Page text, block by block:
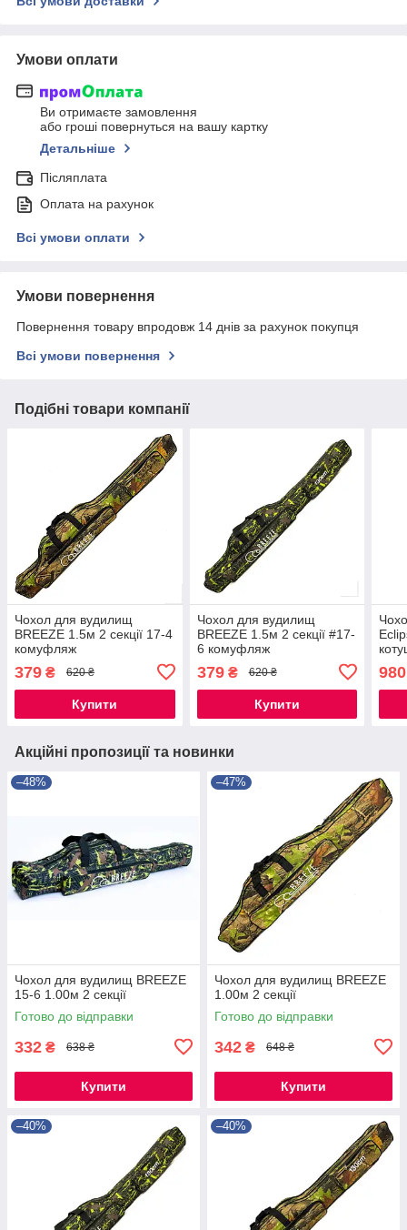
Умови оплати
Ви отримаєте замовлення
або гроші повернуться на вашу картку
Детальніше
Післяплата
Оплата на рахунок
Всі умови оплати
Умови повернення
Повернення товару впродовж 14 днів за рахунок покупця
Всі умови повернення
Подібні товари компанії
Чохол для вудилищ
BREEZE 1.5м 2 секції 17-4
комуфляж
379 ₴ 620 ₴
Купити
Чохол для вудилищ
BREEZE 1.5м 2 секції #17-
6 комуфляж
379₴ 620 ₴
Купити
980
Акційні пропозиції та новинки
–48%
Чохол для вудилищ BREEZE
15-6 1.00м 2 секції
Готово до відправки
332 ₴ 638 ₴
Купити
–47%
Чохол для вудилищ BREEZE
1.00м 2 секції
Готово до відправки
342 ₴ 648 ₴
Купити
–40% –40%